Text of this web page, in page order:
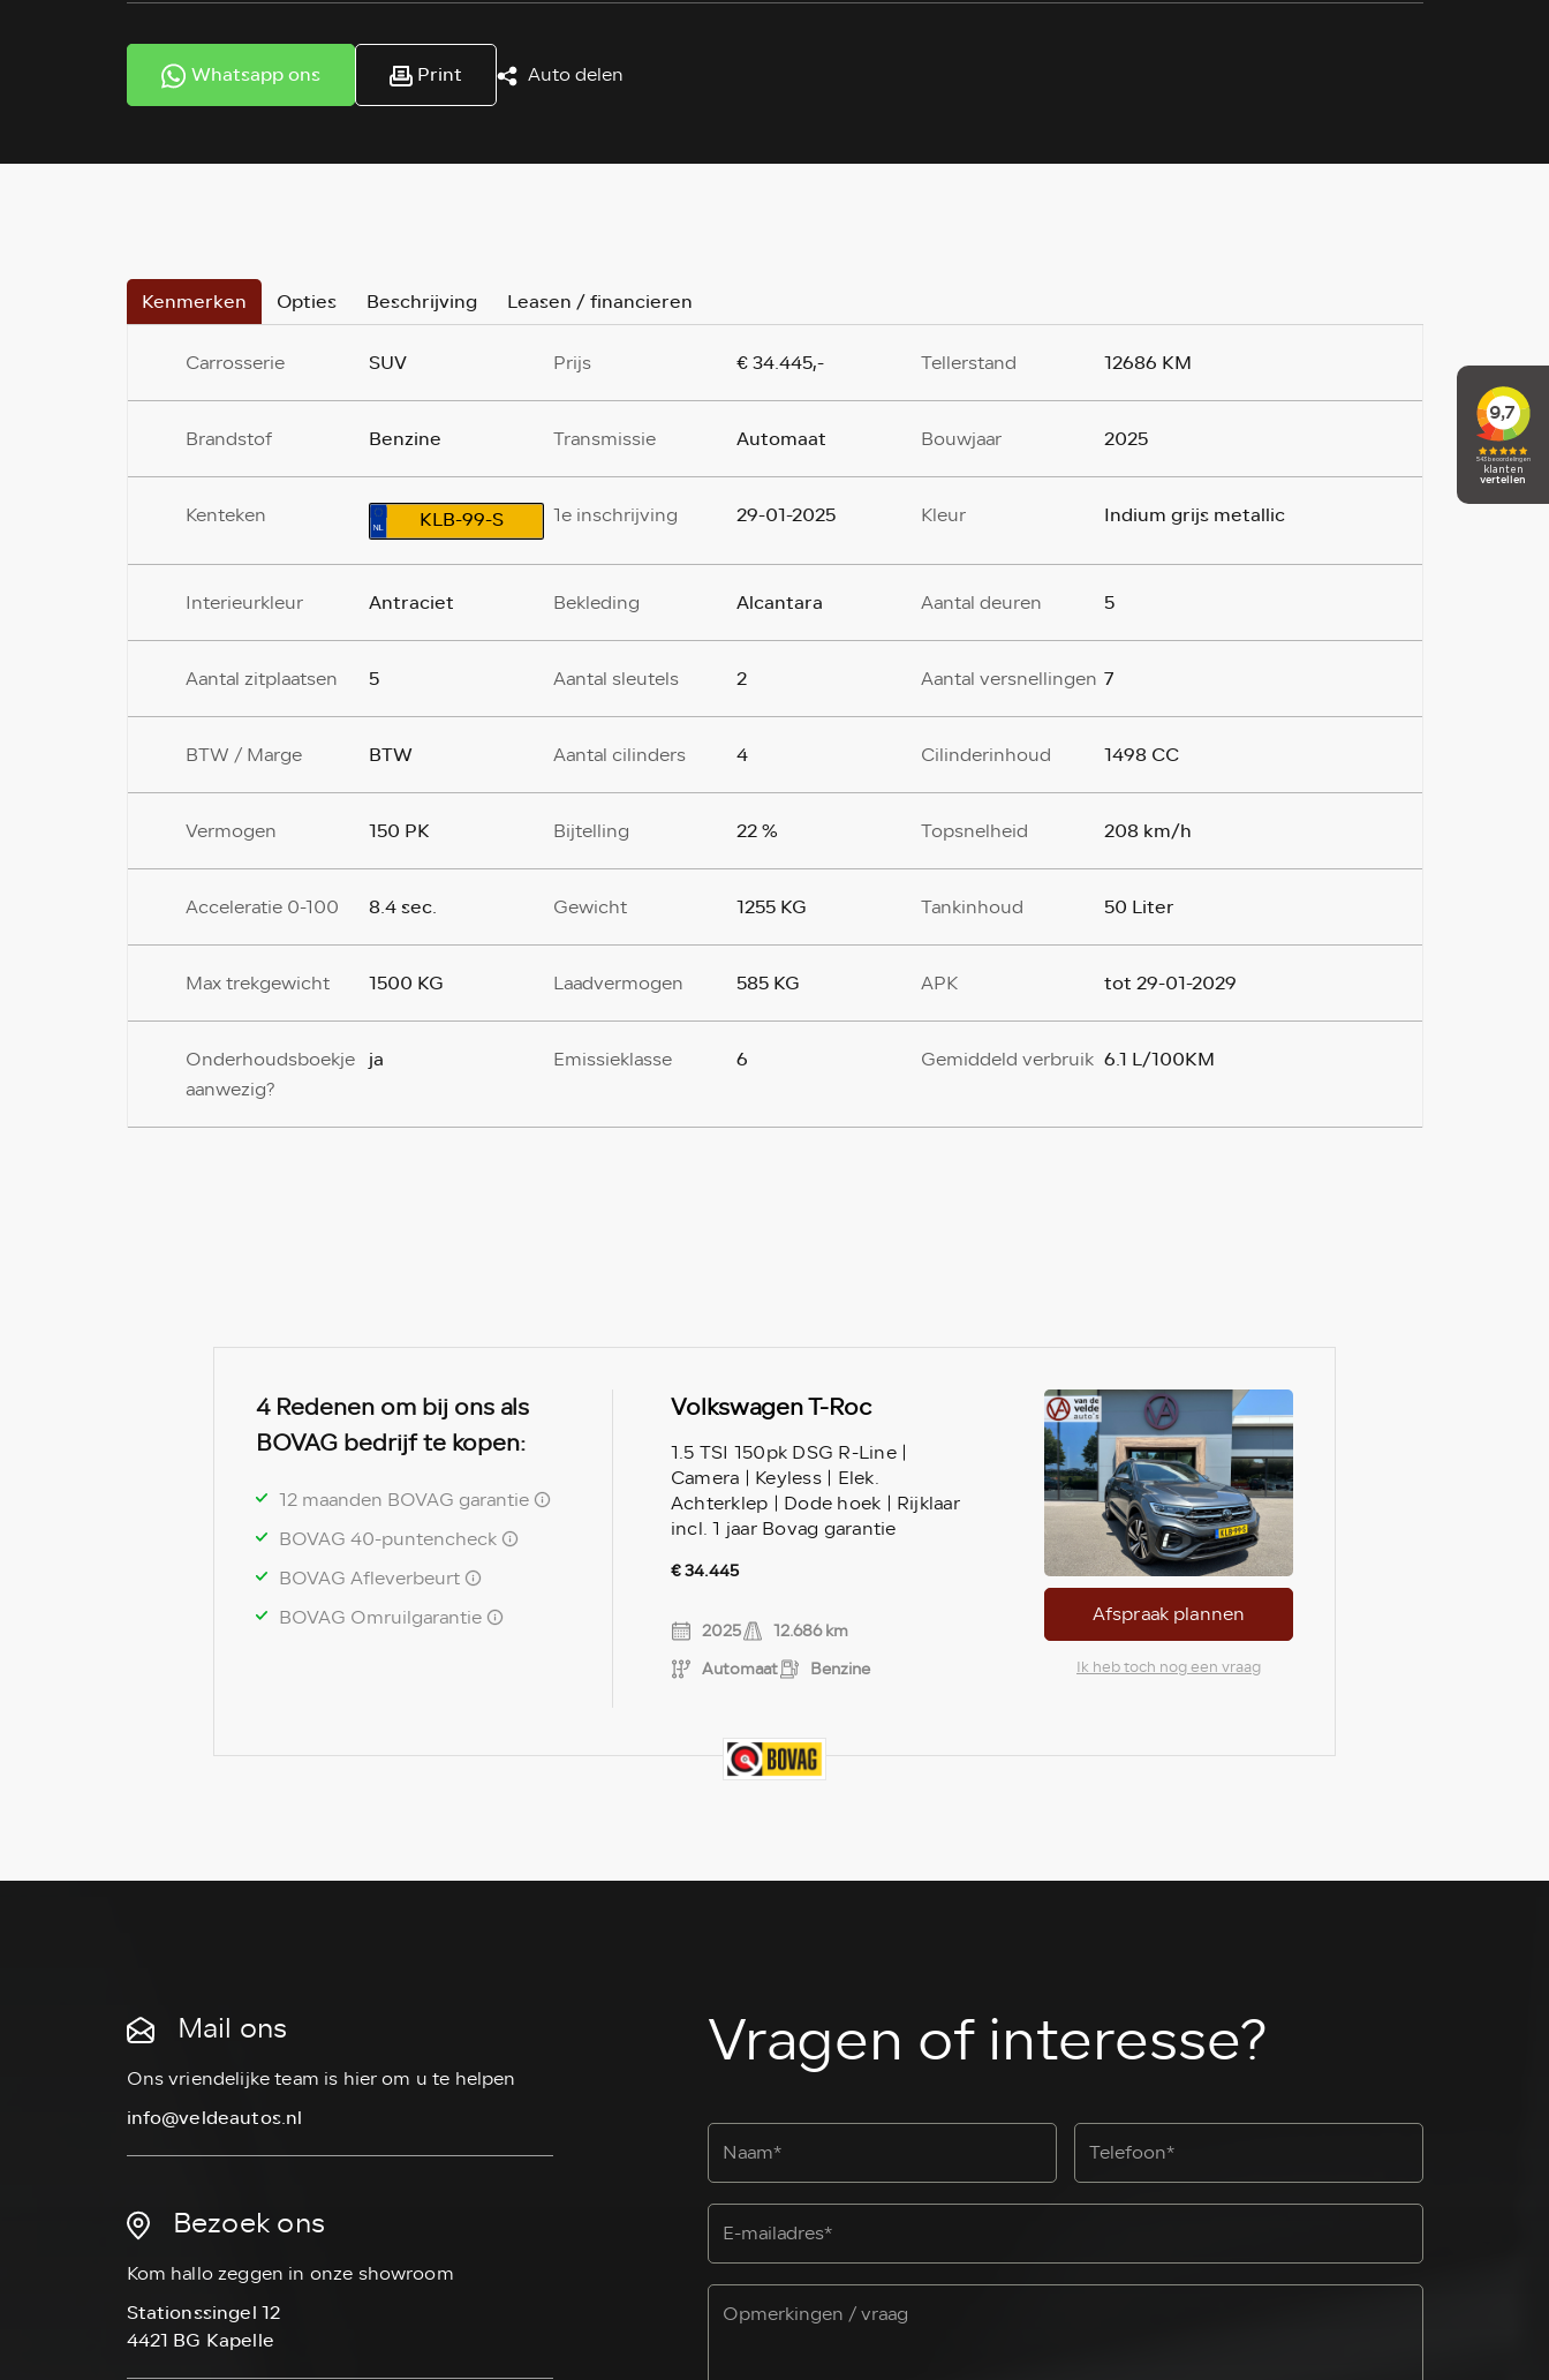
Whatsapp ons Print Auto delen
Kenmerken Opties Beschrijving Leasen / financieren
Carrosserie SUV Prijs € 34.445,- Tellerstand 12686 KM
Brandstof Benzine Transmissie Automaat Bouwjaar 2025
Kenteken KLB-99-S 1e inschrijving 29-01-2025 Kleur Indium grijs metallic
Interieurkleur Antraciet Bekleding Alcantara Aantal deuren 5
Aantal zitplaatsen 5 Aantal sleutels 2 Aantal versnellingen 7
BTW / Marge BTW Aantal cilinders 4 Cilinderinhoud 1498 CC
Vermogen 150 PK Bijtelling 22 % Topsnelheid 208 km/h
Acceleratie 0-100 8.4 sec. Gewicht 1255 KG Tankinhoud 50 Liter
Max trekgewicht 1500 KG Laadvermogen 585 KG APK tot 29-01-2029
Onderhoudsboekje
aanwezig?
ja Emissieklasse 6 Gemiddeld verbruik 6.1 L/100KM
4 Redenen om bij ons als
BOVAG bedrijf te kopen:
12 maanden BOVAG garantie
BOVAG 40-puntencheck
BOVAG Afleverbeurt
BOVAG Omruilgarantie
Volkswagen T-Roc
1.5 TSI 150pk DSG R-Line |
Camera | Keyless | Elek.
Achterklep | Dode hoek | Rijklaar
incl. 1 jaar Bovag garantie
€ 34.445
2025
12.686 km
Automaat
Benzine
Afspraak plannen
Ik heb toch nog een vraag
Mail ons
Ons vriendelijke team is hier om u te helpen
info@veldeautos.nl
Bezoek ons
Kom hallo zeggen in onze showroom
Stationssingel 12
4421 BG Kapelle
Vragen of interesse?